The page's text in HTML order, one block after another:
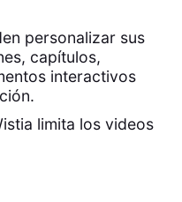
personalizar sus
capítulos,
interactivos
limita los videos